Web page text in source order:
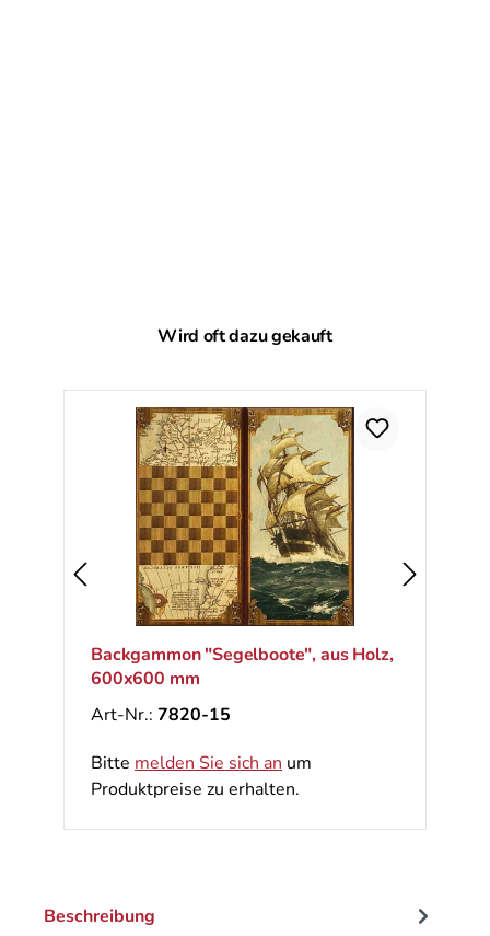
Produktgalerie überspringen
Wird oft dazu gekauft
Backgammon "Segelboote", aus Holz,
600x600 mm
Art-Nr.: 7820-15
Bitte melden Sie sich an um
Produktpreise zu erhalten.
Beschreibung